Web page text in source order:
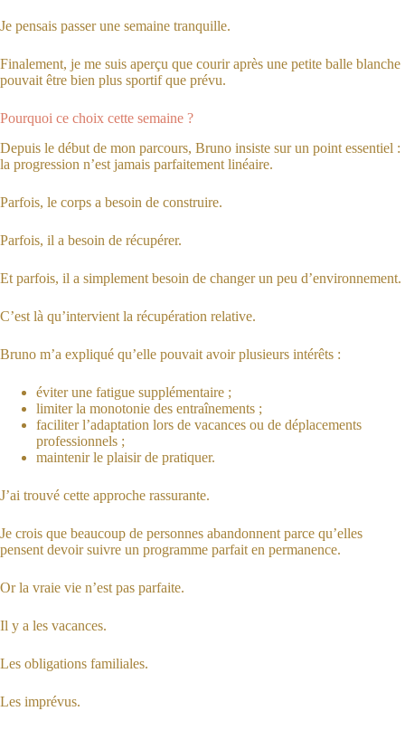
Je pensais passer une semaine tranquille.
Finalement, je me suis aperçu que courir après une petite balle blanche
pouvait être bien plus sportif que prévu.
Pourquoi ce choix cette semaine ?
Depuis le début de mon parcours, Bruno insiste sur un point essentiel :
la progression n’est jamais parfaitement linéaire.
Parfois, le corps a besoin de construire.
Parfois, il a besoin de récupérer.
Et parfois, il a simplement besoin de changer un peu d’environnement.
C’est là qu’intervient la récupération relative.
Bruno m’a expliqué qu’elle pouvait avoir plusieurs intérêts :
éviter une fatigue supplémentaire ;
limiter la monotonie des entraînements ;
faciliter l’adaptation lors de vacances ou de déplacements
professionnels ;
maintenir le plaisir de pratiquer.
J’ai trouvé cette approche rassurante.
Je crois que beaucoup de personnes abandonnent parce qu’elles
pensent devoir suivre un programme parfait en permanence.
Or la vraie vie n’est pas parfaite.
Il y a les vacances.
Les obligations familiales.
Les imprévus.